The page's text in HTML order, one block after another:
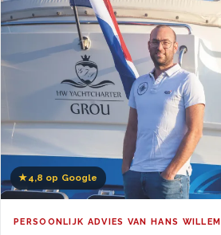
★4,8 op Google
PERSOONLIJK ADVIES VAN HANS WILLEM